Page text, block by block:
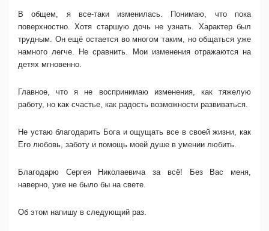
В общем, я все-таки изменилась. Понимаю, что пока
поверхностно. Хотя старшую дочь не узнать. Характер был
трудным. Он ещё остается во многом таким, но общаться уже
намного легче. Не сравнить. Мои изменения отражаются на
детях мгновенно.
Главное, что я не воспринимаю изменения, как тяжелую
работу, но как счастье, как радость возможности развиваться.
Не устаю благодарить Бога и ощущать все в своей жизни, как
Его любовь, заботу и помощь моей душе в умении любить.
Благодарю Сергея Николаевича за всё! Без Вас меня,
наверно, уже не было бы на свете.
Об этом напишу в следующий раз.